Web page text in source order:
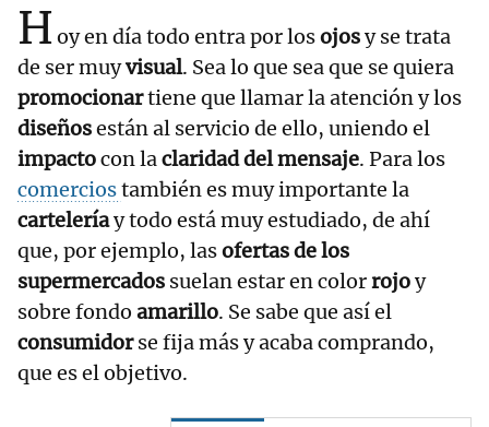
H oy en día todo entra por losojosy se trata
de ser muyvisual. Sea lo que sea que se quiera
promocionartiene que llamar la atención y los
diseñosestán al servicio de ello, uniendo el
impactocon laclaridad del mensaje. Para los
comerciostambién es muy importante la
carteleríay todo está muy estudiado, de ahí
que, por ejemplo, lasofertas de los
supermercados suelan estar en colorrojoy
sobre fondo amarillo. Se sabe que así el
consumidorse fija más y acaba comprando,
que es el objetivo.